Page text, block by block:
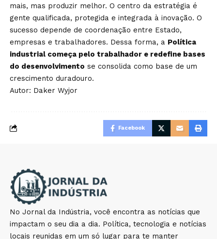
mais, mas produzir melhor. O centro da estratégia é
gente qualificada, protegida e integrada à inovação. O
sucesso depende de coordenação entre Estado,
empresas e trabalhadores. Dessa forma, a Política
industrial começa pelo trabalhador e redefine bases
do desenvolvimento se consolida como base de um
crescimento duradouro.
Autor: Daker Wyjor
Facebook
No Jornal da Indústria, você encontra as notícias que
impactam o seu dia a dia. Política, tecnologia e notícias
locais reunidas em um só lugar para te manter